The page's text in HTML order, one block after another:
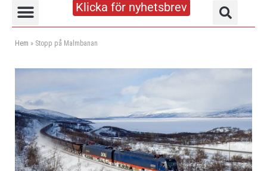
Klicka för nyhetsbrev
Hem » Stopp på Malmbanan